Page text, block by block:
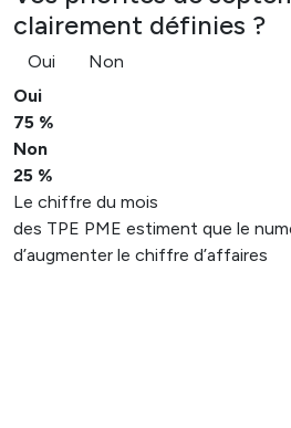
clairement définies ?
Oui
Non
Oui
75 %
Non
25 %
Le chiffre du mois
des TPE PME estiment que le
d’augmenter le chiffre d’affaires